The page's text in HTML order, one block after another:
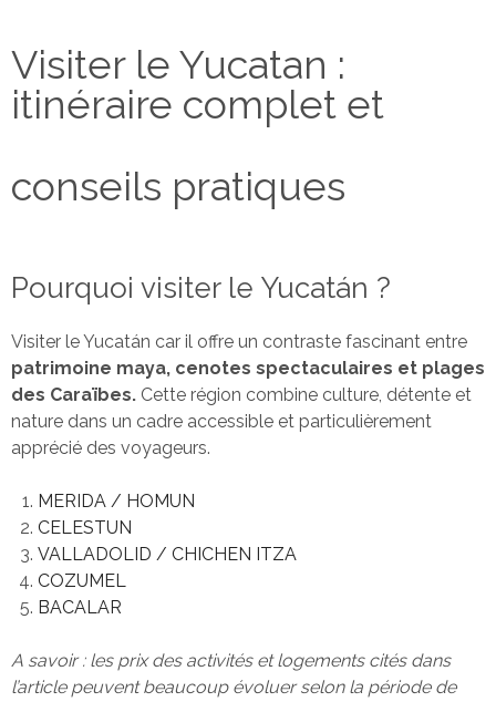
Visiter le Yucatan :
itinéraire complet et
conseils pratiques
Pourquoi visiter le Yucatán ?
Visiter le Yucatán car il offre un contraste fascinant entre
patrimoine maya, cenotes spectaculaires et plages
des Caraïbes. Cette région combine culture, détente et
nature dans un cadre accessible et particulièrement
apprécié des voyageurs.
MERIDA / HOMUN
CELESTUN
VALLADOLID / CHICHEN ITZA
COZUMEL
BACALAR
A savoir : les prix des activités et logements cités dans
l’article peuvent beaucoup évoluer selon la période de